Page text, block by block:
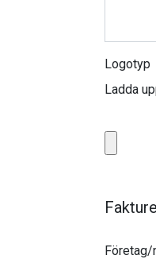
Logotyp
Ladda
Företag/